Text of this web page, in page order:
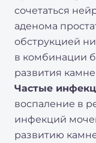
сочетаться
аденома
обструкцией
в комбинации
развития
Частые
воспаление в
инфекций
развитию